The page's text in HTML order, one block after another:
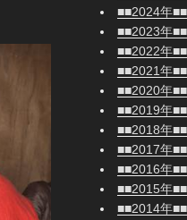
■■2024年■■
■■2023年■■
■■2022年■■
■■2021年■■
■■2020年■■
■■2019年■■
■■2018年■■
■■2017年■■
■■2016年■■
■■2015年■■
■■2014年■■